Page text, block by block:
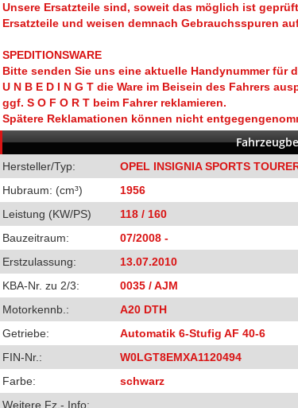
Unsere Ersatzteile sind, soweit das möglich ist
Ersatzteile und weisen demnach Gebrauchsspuren
SPEDITIONSWARE
Bitte senden Sie uns eine aktuelle Handynummer für
U N B E D I N G T die Ware im Beisein des Fahrers
ggf. S O F O R T beim Fahrer reklamieren.
Spätere Reklamationen können nicht
Hersteller/Typ:
OPEL INSIGNIA SPORTS
Hubraum: (cm³)
1956
Leistung (KW/PS)
118 / 160
Bauzeitraum:
07/2008 -
Erstzulassung:
13.07.2010
KBA-Nr. zu 2/3:
0035 / AJM
Motorkennb.:
A20 DTH
Getriebe:
Automatik 6-Stufig AF 40-6
FIN-Nr.:
W0LGT8EMXA1120494
Farbe:
schwarz
Weitere Fz.- Info: